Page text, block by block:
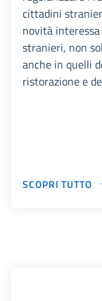
cittadini
novità
stranieri, non
anche in quelli
ristorazione e
SCOPRI TUTTO